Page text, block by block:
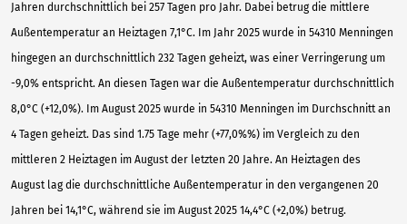
Jahren durchschnittlich bei 257 Tagen pro Jahr. Dabei betrug die mittlere
Außentemperatur an Heiztagen 7,1°C. Im Jahr 2025 wurde in 54310 Menningen
hingegen an durchschnittlich 232 Tagen geheizt, was einer Verringerung um
-9,0% entspricht. An diesen Tagen war die Außentemperatur durchschnittlich
8,0°C (+12,0%). Im August 2025 wurde in 54310 Menningen im Durchschnitt an
4 Tagen geheizt. Das sind 1.75 Tage mehr (+77,0%%) im Vergleich zu den
mittleren 2 Heiztagen im August der letzten 20 Jahre. An Heiztagen des
August lag die durchschnittliche Außentemperatur in den vergangenen 20
Jahren bei 14,1°C, während sie im August 2025 14,4°C (+2,0%) betrug.